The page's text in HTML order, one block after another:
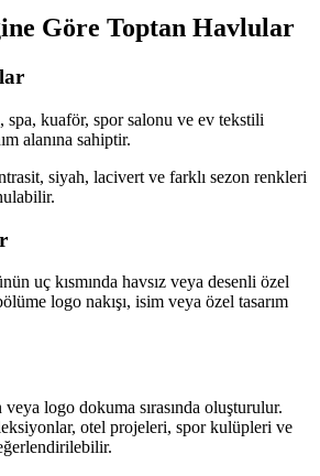
Göre Toptan Havlular
kuaför, spor salonu ve ev tekstili
alanına sahiptir.
siyah, lacivert ve farklı sezon renkleri
uç kısmında havsız veya desenli özel
logo nakışı, isim veya özel tasarım
veya logo dokuma sırasında oluşturulur.
otel projeleri, spor kulüpleri ve